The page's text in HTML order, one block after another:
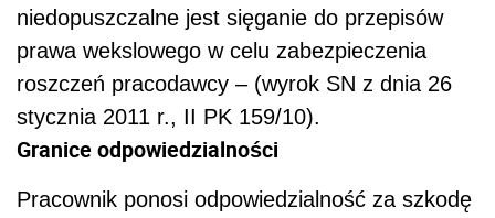
niedopuszczalne jest sięganie do przepisów
prawa wekslowego w celu zabezpieczenia
roszczeń pracodawcy – (wyrok SN z dnia 26
stycznia 2011 r., II PK 159/10).
Granice odpowiedzialności
Pracownik ponosi odpowiedzialność za szkodę